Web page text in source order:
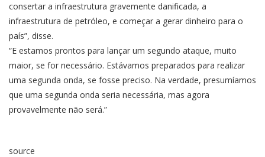
consertar a infraestrutura gravemente danificada, a
infraestrutura de petróleo, e começar a gerar dinheiro para o
país”, disse.
“E estamos prontos para lançar um segundo ataque, muito
maior, se for necessário. Estávamos preparados para realizar
uma segunda onda, se fosse preciso. Na verdade, presumíamos
que uma segunda onda seria necessária, mas agora
provavelmente não será.”
source